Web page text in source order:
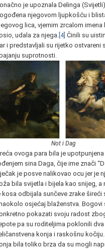
je upoznala Delinga
njegovom ljupkošću i
lica, vjernim zrcalom imena
udala za njega. [4] Činili su
i predstavljali su rijetko ostvareni
suprotnosti.
Not i Dag
ovoga para bila je upotpunjena
sina Daga, čije ime znači
je posve nalikovao ocu jer je
bila svijetla i bijela kao snijeg, a
kosa odbijala sunčeve zrake šireći
osjećaj blaženstva. Bogovi
pokazati svoju radost
pa su roditeljima poklonili dva
konja i raskošnu kočiju.
bila toliko brza da su mogli